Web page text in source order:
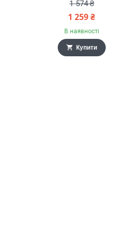
1 574 ₴
1 259 ₴
В наявності
Купити